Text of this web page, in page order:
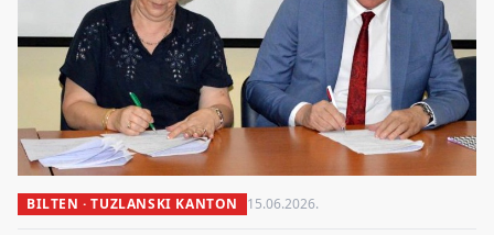
BILTEN · TUZLANSKI KANTON 15.06.2026.